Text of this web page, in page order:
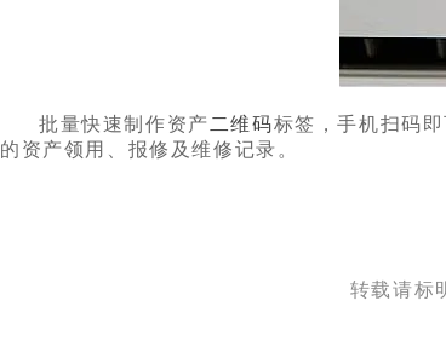
批量快速制作资产二维码标签，手机扫码
的资产领用、报修及维修记录。
转载请标